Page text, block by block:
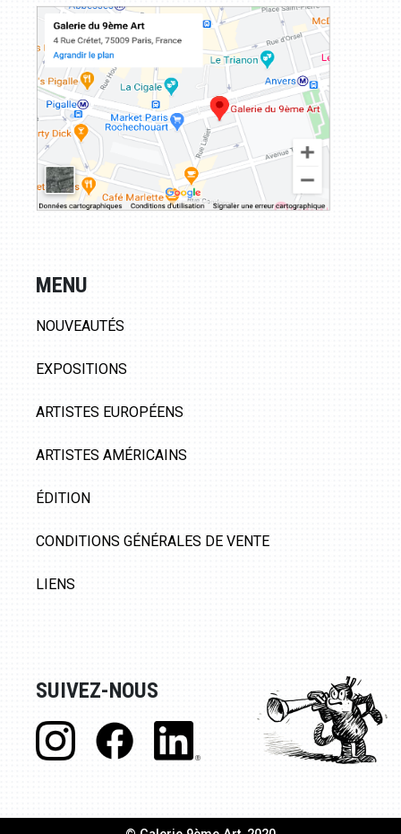
MENU
NOUVEAUTÉS
EXPOSITIONS
ARTISTES EUROPÉENS
ARTISTES AMÉRICAINS
ÉDITION
CONDITIONS GÉNÉRALES DE VENTE
LIENS
SUIVEZ-NOUS